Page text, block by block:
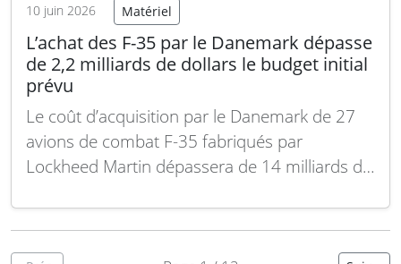
10 juin 2026 Matériel
L’achat des F-35 par le Danemark dépasse
de 2,2 milliards de dollars le budget initial
prévu
Le coût d’acquisition par le Danemark de 27
avions de combat F-35 fabriqués par
Lockheed Martin dépassera de 14 milliards de
le budget initialement prévu, selon un rapport